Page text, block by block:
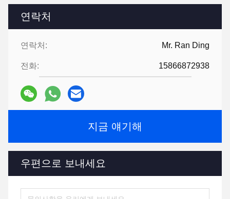
연락처
연락처: Mr. Ran Ding
전화: 15866872938
지금 얘기해
우편으로 보내세요